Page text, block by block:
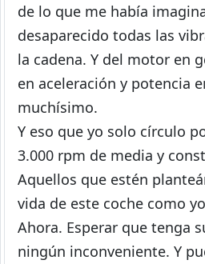
de lo que me había
desaparecido todas las
la cadena. Y del motor en
en aceleración y potencia
muchísimo.
Y eso que yo solo círculo
3.000 rpm de media y
Aquellos que estén
vida de este coche como
Ahora. Esperar que tenga
ningún inconveniente. Y